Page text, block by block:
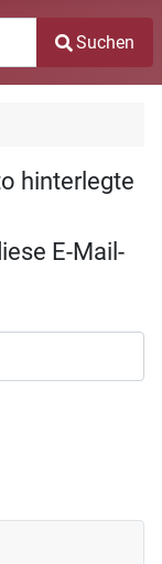
Suchen
hinterlegte
E-Mail-